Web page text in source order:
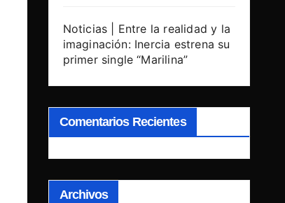
Noticias | Entre la realidad y la
imaginación: Inercia estrena su
primer single “Marilina”
Comentarios Recientes
Archivos